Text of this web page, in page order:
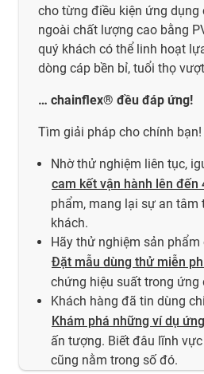
cho từng điều kiện ứng dụng
ngoài chất lượng cao bằng
quý khách có thể linh hoạt
dòng cáp bền bỉ, tuổi thọ
… chainflex® đều đáp ứng!
Tìm giải pháp cho chính bạn!
Nhờ thử nghiệm liên tục,
cam kết vận hành lên đến
phẩm, mang lại sự an tâm
khách.
Hãy thử nghiệm sản
Đặt mẫu dùng thử miễn
chứng hiệu suất trong ứng
Khách hàng đã tin dùng
Khám phá những ví dụ
ấn tượng. Biết đâu lĩnh
cũng nằm trong số đó.